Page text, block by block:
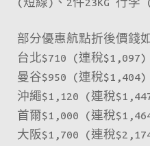
部分優惠航點折後價錢
台北$710 (連稅$1,097)
曼谷$950 (連稅$1,404)
沖繩$1,120 (連稅
首爾$1,000 (連稅
大阪$1,700 (連稅